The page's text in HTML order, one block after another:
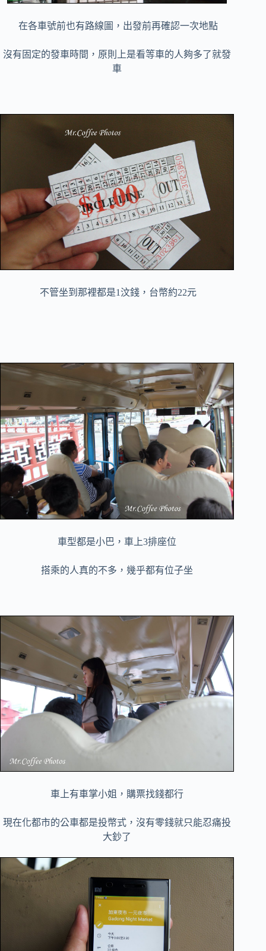
在各車號前也有路線圖，出發前再確認一次地點
沒有固定的發車時間，原則上是看等車的人夠多了就發
車
不管坐到那裡都是1汶錢，台幣約22元
車型都是小巴，車上3排座位
搭乘的人真的不多，幾乎都有位子坐
車上有車掌小姐，購票找錢都行
現在化都市的公車都是投幣式，沒有零錢就只能忍痛投
大鈔了